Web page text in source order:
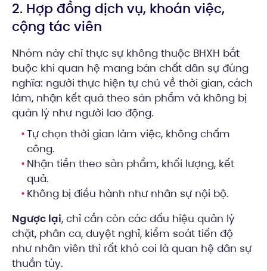
2. Hợp đồng dịch vụ, khoán việc,
cộng tác viên
Nhóm này chỉ thực sự không thuộc BHXH bắt
buộc khi quan hệ mang bản chất dân sự đúng
nghĩa: người thực hiện tự chủ về thời gian, cách
làm, nhận kết quả theo sản phẩm và không bị
quản lý như người lao động.
Tự chọn thời gian làm việc, không chấm
công.
Nhận tiền theo sản phẩm, khối lượng, kết
quả.
Không bị điều hành như nhân sự nội bộ.
Ngược lại, chỉ cần còn các dấu hiệu quản lý
chặt, phân ca, duyệt nghỉ, kiểm soát tiến độ
như nhân viên thì rất khó coi là quan hệ dân sự
thuần túy.